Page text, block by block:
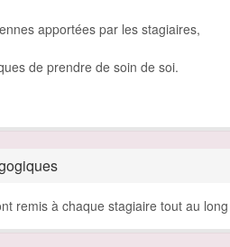
apportées par les stagiaires,
de prendre de soin de soi.
remis à chaque stagiaire tout au